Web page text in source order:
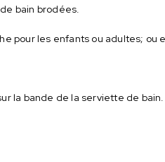
bain brodées.
les enfants ou adultes; ou
la bande de la serviette de bain.